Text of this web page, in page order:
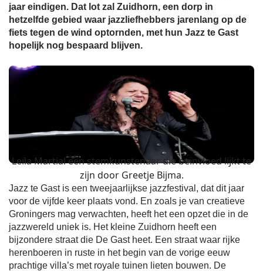
jaar eindigen. Dat lot zal Zuidhorn, een dorp in
hetzelfde gebied waar jazzliefhebbers jarenlang op de
fiets tegen de wind optornden, met hun Jazz te Gast
hopelijk nog bespaard blijven.
Leïla Martial een stemkunstenaar die beïnvloed lijkt te
zijn door Greetje Bijma.
Jazz te Gast is een tweejaarlijkse jazzfestival, dat dit jaar
voor de vijfde keer plaats vond. En zoals je van creatieve
Groningers mag verwachten, heeft het een opzet die in de
jazzwereld uniek is. Het kleine Zuidhorn heeft een
bijzondere straat die De Gast heet. Een straat waar rijke
herenboeren in ruste in het begin van de vorige eeuw
prachtige villa’s met royale tuinen lieten bouwen. De